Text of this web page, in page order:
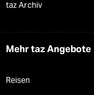
taz Archiv
Mehr taz Angebote
Reisen